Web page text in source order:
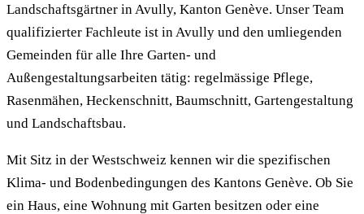
Landschaftsgärtner in Avully, Kanton Genève. Unser Team
qualifizierter Fachleute ist in Avully und den umliegenden
Gemeinden für alle Ihre Garten- und
Außengestaltungsarbeiten tätig: regelmässige Pflege,
Rasenmähen, Heckenschnitt, Baumschnitt, Gartengestaltung
und Landschaftsbau.
Mit Sitz in der Westschweiz kennen wir die spezifischen
Klima- und Bodenbedingungen des Kantons Genève. Ob Sie
ein Haus, eine Wohnung mit Garten besitzen oder eine